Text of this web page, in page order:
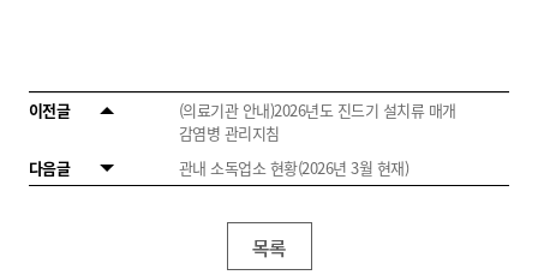
이전글
(의료기관 안내)2026년도 진드기 설치류 매개
감염병 관리지침
다음글
관내 소독업소 현황(2026년 3월 현재)
목록